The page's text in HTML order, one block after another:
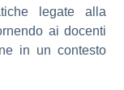
legate alla
ai docenti
in un contesto